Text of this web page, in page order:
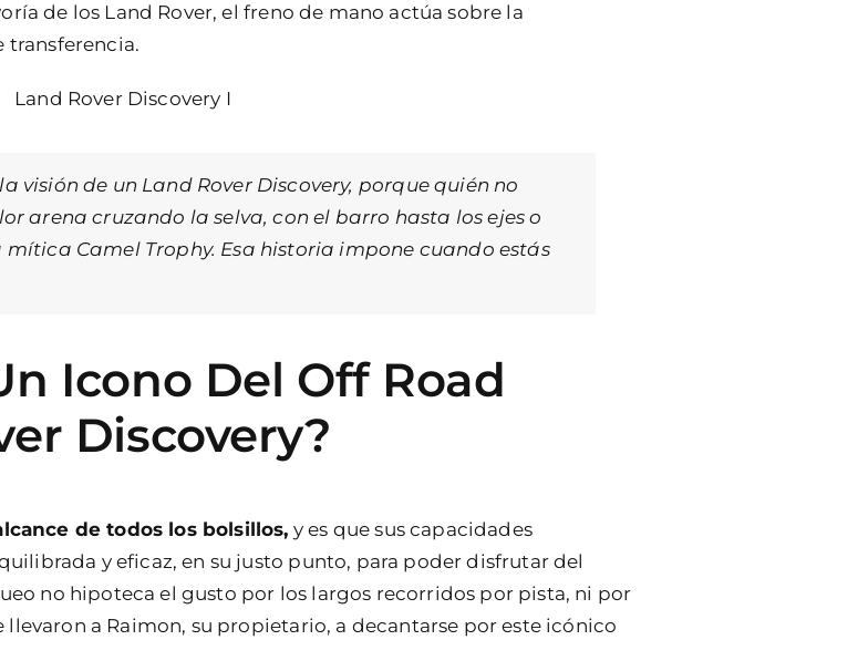
de los Land Rover, el freno de mano actúa sobre la
transferencia.
visión de un Land Rover Discovery, porque quién no
arena cruzando la selva, con el barro hasta los ejes o
mítica Camel Trophy. Esa historia impone cuando estás
Icono Del Off Road
Discovery?
de todos los bolsillos, y es que sus capacidades
y eficaz, en su justo punto, para poder disfrutar del
no hipoteca el gusto por los largos recorridos por pista, ni por
a Raimon, su propietario, a decantarse por este icónico